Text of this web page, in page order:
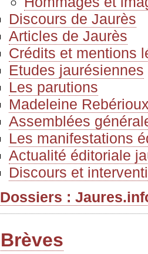
Discours de Jaurès
Articles de Jaurès
Crédits et mentions
Etudes jaurésiennes
Les parutions
Madeleine
Assemblées
Les manifestations
Actualité éditoriale
Discours et
Dossiers :
Brèves